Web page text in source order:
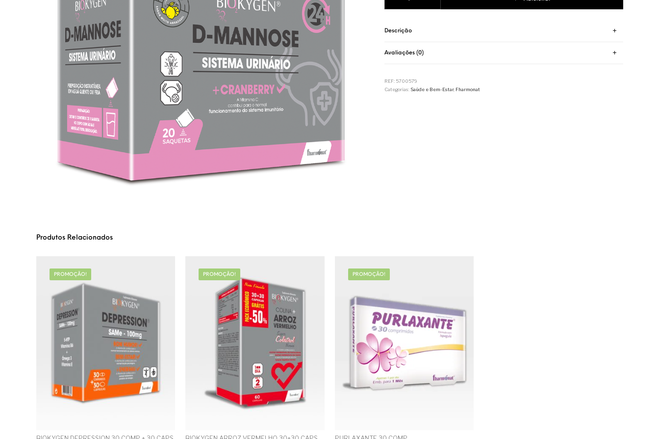
Descrição
Avaliações (0)
REF: 5700579
Categorias: Saúde e Bem-Estar, Fharmonat
Produtos Relacionados
PROMOÇÃO! PROMOÇÃO! PROMOÇÃO!